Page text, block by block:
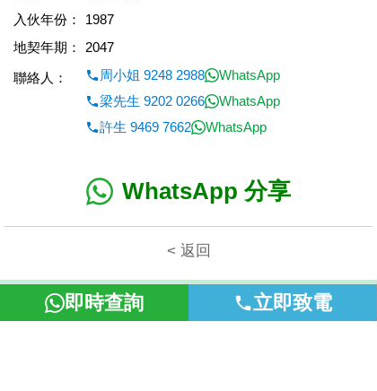
入伙年份：
1987
地契年期：
2047
聯絡人：
周小姐 9248 2988
WhatsApp
梁先生 9202 0266
WhatsApp
許生 9469 7662
WhatsApp
WhatsApp 分享
< 返回
即時查詢 立即致電
本網頁所提供資料僅作參考用途。若因錯漏而引致任何不便或損
失，富裕地產概不負責。